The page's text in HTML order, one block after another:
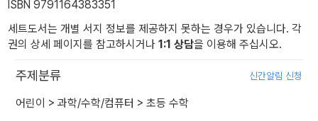
ISBN 9791164383351
세트도서는 개별 서지 정보를 제공하지 못하는 경우가 있습니다. 각
권의 상세 페이지를 참고하시거나 1:1 상담을 이용해 주십시오.
주제분류 신간알림 신청
어린이 > 과학/수학/컴퓨터 > 초등 수학